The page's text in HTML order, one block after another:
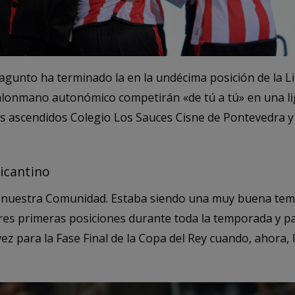
ha terminado la en la undécima posición de la
autonómico competirán «de tú a tú» en una
Colegio Los Sauces Cisne de Pontevedra
Comunidad. Estaba siendo una muy buena
primeras posiciones durante toda la temporada y
para la Fase Final de la Copa del Rey cuando, ahora,